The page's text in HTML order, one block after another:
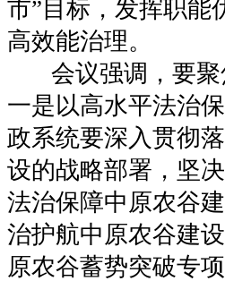
市”目标，发挥职能
高效能治理。
会议强调，要
一是以高水平法治
政系统要深入贯彻
设的战略部署，坚
法治保障中原农谷
治护航中原农谷建
原农谷蓄势突破专